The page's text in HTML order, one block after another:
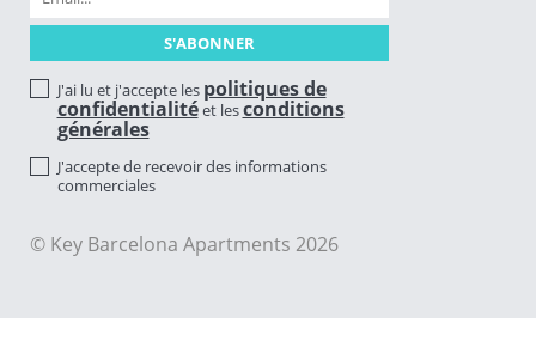
J'ai lu et j'accepte les politiques de
confidentialitéet lesconditions
générales
J'accepte de recevoir des informations
commerciales
© Key Barcelona Apartments 2026